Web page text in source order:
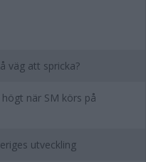
väg att spricka?
när SM körs på
utveckling